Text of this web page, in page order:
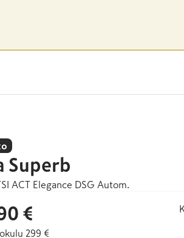
Superb
ACT Elegance DSG Autom.
€
299 €